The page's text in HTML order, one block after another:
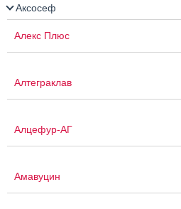
Аксосеф
Алекс Плюс
Алтеграклав
Алцефур-АГ
Амавуцин